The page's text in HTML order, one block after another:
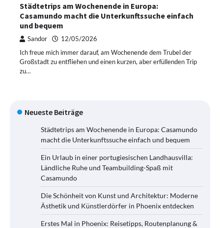
Städtetrips am Wochenende in Europa:
Casamundo macht die Unterkunftssuche einfach
und bequem
Sandor 12/05/2026
Ich freue mich immer darauf, am Wochenende dem Trubel der
Großstadt zu entfliehen und einen kurzen, aber erfüllenden Trip
zu…
Neueste Beiträge
Städtetrips am Wochenende in Europa: Casamundo
macht die Unterkunftssuche einfach und bequem
Ein Urlaub in einer portugiesischen Landhausvilla:
Ländliche Ruhe und Teambuilding-Spaß mit
Casamundo
Die Schönheit von Kunst und Architektur: Moderne
Ästhetik und Künstlerdörfer in Phoenix entdecken
Erstes Mal in Phoenix: Reisetipps, Routenplanung &